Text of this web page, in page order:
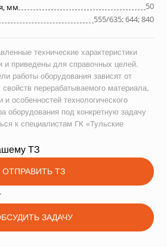
мм
50
555/635; 644; 840
технические характеристики
и приведены для справочных целей.
работы оборудования зависят от
перерабатываемого материала,
и особенностей технологического
оборудования под конкретную задачу
к специалистам ГК «Тульские
ТЗ
ОТПРАВИТЬ ТЗ
ЗАДАЧУ